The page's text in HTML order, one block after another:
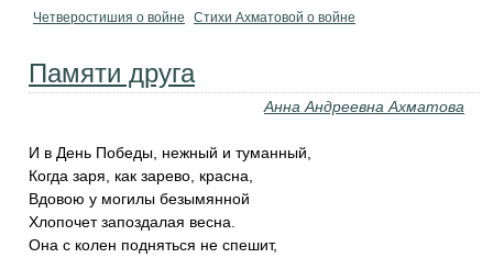
Четверостишия о войне
Стихи Ахматовой о войне
Памяти друга
Анна Андреевна Ахматова
И в День Победы, нежный и туманный,
Когда заря, как зарево, красна,
Вдовою у могилы безымянной
Хлопочет запоздалая весна.
Она с колен подняться не спешит,